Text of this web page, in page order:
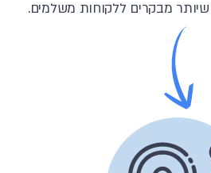
מבקרים ללקוחות משלמים.